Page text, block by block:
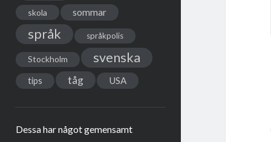
skola sommar
språk språkpolis
Stockholm svenska
tips tåg USA
Dessa har något gemensamt